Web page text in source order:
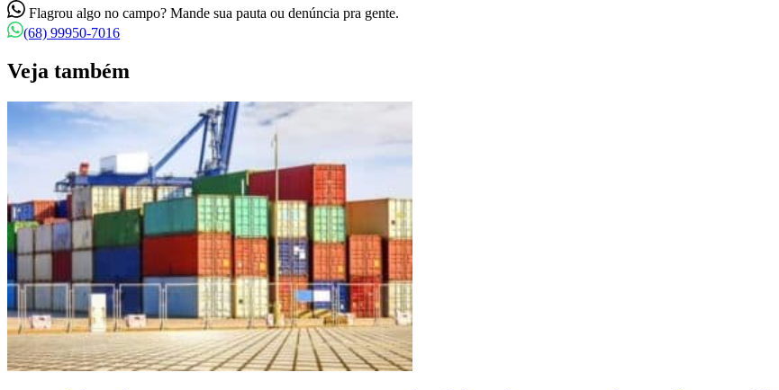
Flagrou algo no campo? Mande sua pauta ou denúncia pra gente.
(68) 99950-7016
Veja também